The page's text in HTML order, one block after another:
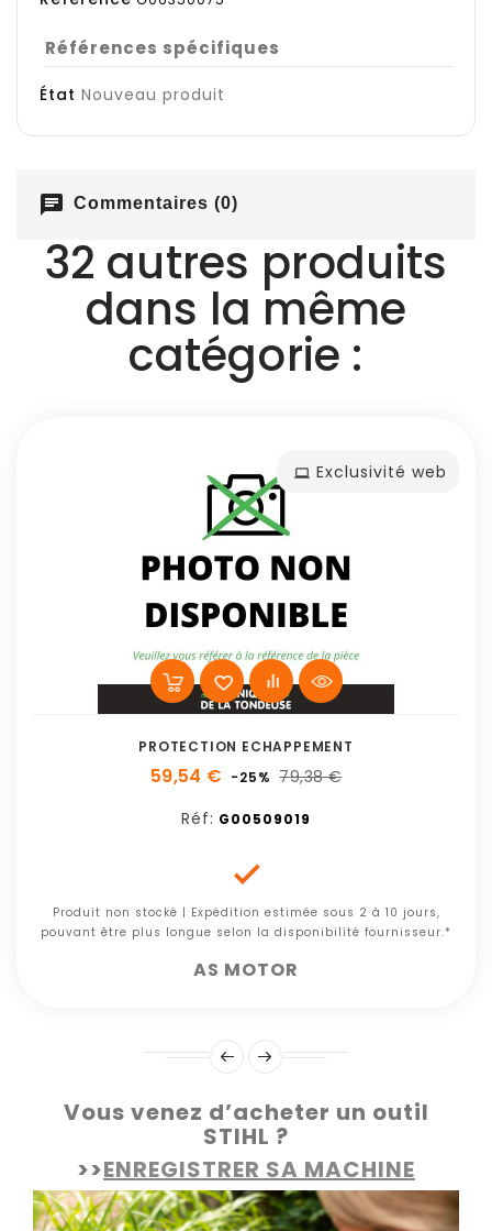
Références spécifiques
État Nouveau produit
chat Commentaires (0)
32 autres produits
dans la même
catégorie :
Exclusivité web
PROTECTION ECHAPPEMENT
59,54 € -25% 79,38 €
Réf: G00509019

Produit non stocké | Expédition estimée sous 2 à 10 jours,
pouvant être plus longue selon la disponibilité fournisseur.*
AS MOTOR
Vous venez d’acheter un outil
STIHL ?
>>ENREGISTRER SA MACHINE